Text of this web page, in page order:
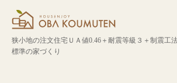
狭小地の注文住宅ＵＡ値0.46＋耐震等級３＋制震工
標準の家づくり